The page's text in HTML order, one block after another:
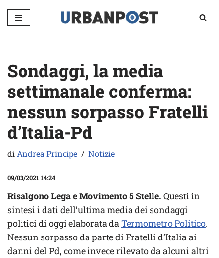
Vai
Sondaggi, la media
settimanale conferma:
nessun sorpasso Fratelli
d’Italia-Pd
diAndrea Principe Notizie
09/03/2021 14:24
Risalgono Lega e Movimento 5 Stelle. Questi in
sintesi i dati dell’ultima media dei sondaggi
politici di oggi elaborata daTermometro Politico.
Nessun sorpasso da parte di Fratelli d’Italia ai
danni del Pd, come invece rilevato da alcuni altri